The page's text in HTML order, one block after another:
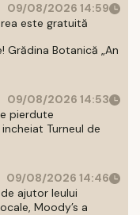
09/08/2026 14:59
este gratuită
Grădina Botanică „An
09/08/2026 14:53
pierdute
Turneul de
09/08/2026 14:46
ajutor leului
Moody’s a